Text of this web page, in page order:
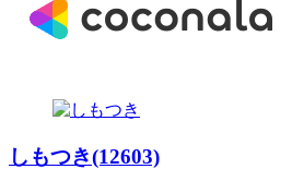
しもつき(12603)